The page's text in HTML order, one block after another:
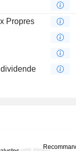
Propres